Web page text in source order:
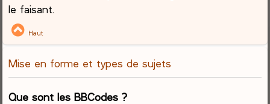
le faisant.
Haut
Mise en forme et types de sujets
Que sont les BBCodes ?